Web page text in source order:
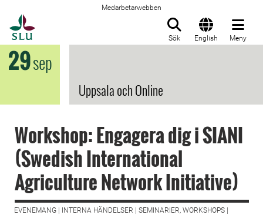
Medarbetarwebben
Sök English Meny
29sep
Uppsala och Online
Workshop: Engagera dig i SIANI
(Swedish International
Agriculture Network Initiative)
EVENEMANG | INTERNA HÄNDELSER | SEMINARIER, WORKSHOPS |